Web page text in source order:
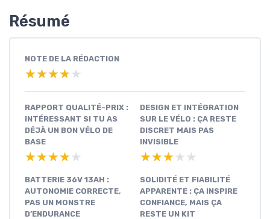
Résumé
NOTE DE LA RÉDACTION
★★★★★
★★★★★
RAPPORT QUALITÉ-PRIX :
INTÉRESSANT SI TU AS
DÉJÀ UN BON VÉLO DE
BASE
★★★★★
★★★★★
DESIGN ET INTÉGRATION
SUR LE VÉLO : ÇA RESTE
DISCRET MAIS PAS
INVISIBLE
★★★★★
★★★★★
BATTERIE 36V 13AH :
AUTONOMIE CORRECTE,
PAS UN MONSTRE
D’ENDURANCE
SOLIDITÉ ET FIABILITÉ
APPARENTE : ÇA INSPIRE
CONFIANCE, MAIS ÇA
RESTE UN KIT